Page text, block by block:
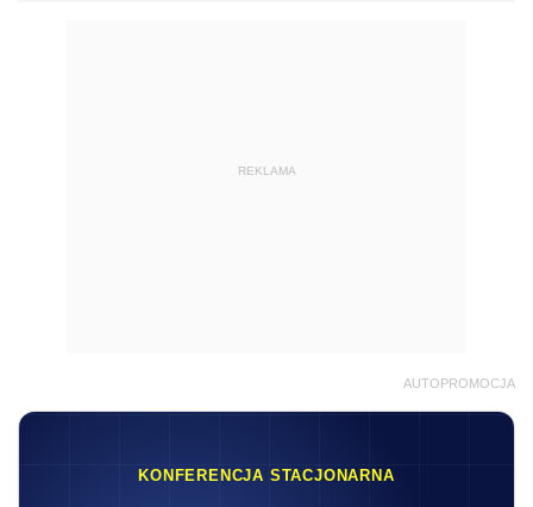
REKLAMA
AUTOPROMOCJA
KONFERENCJA STACJONARNA